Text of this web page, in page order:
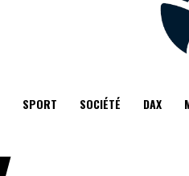
SPORT SOCIÉTÉ DAX